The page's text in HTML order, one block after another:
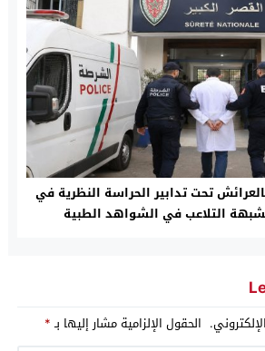
تحت تدابير الحراسة النظرية في
التلاعب في الشواهد الطبية
الحقول الإلزامية مشار إليها بـ*